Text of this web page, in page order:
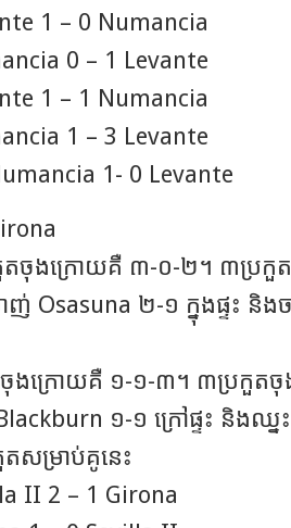
1 – 0 Numancia
0 – 1 Levante
1 – 1 Numancia
1 – 3 Levante
1- 0 Levante
តចុងក្រោយគឺ ៣-០-២។ ៣ប្រកួ
ាញ់ Osasuna ២-១ ក្នុងផ្ទះ និ
ចុងក្រោយគឺ ១-១-៣។ ៣ប្រកួតចុ
Blackburn ១-១ ក្រៅផ្ទះ និងឈ្
តសម្រាប់គូនេះ
II 2 – 1 Girona